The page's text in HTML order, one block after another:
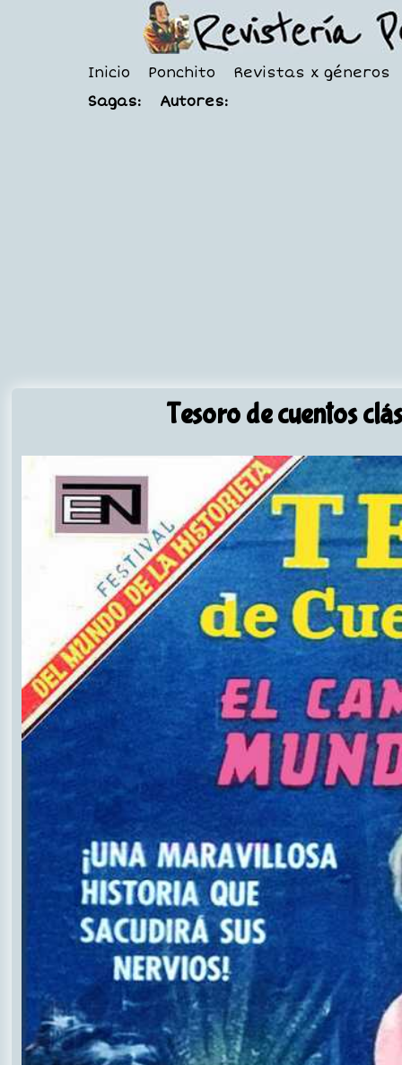
Inicio Ponchito
Revistas x géneros
Sagas:
Autores:
Tesoro de cuentos